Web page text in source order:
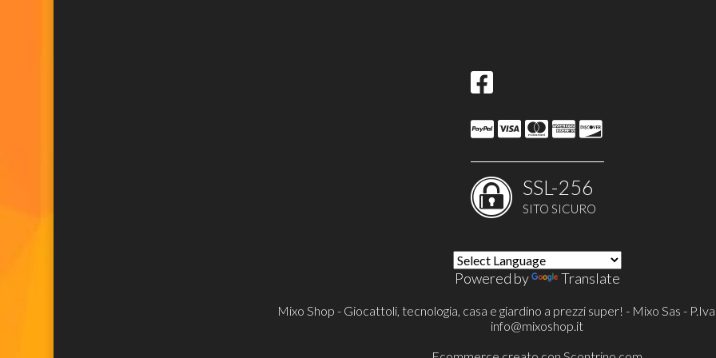
SSL-256
SITO SICURO
Powered by Translate
Mixo Shop - Giocattoli, tecnologia, casa e giardino a prezzi super! - Mixo Sas -
info@mixoshop.it